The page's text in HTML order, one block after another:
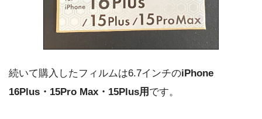
続いて購入したフィルムは6.7インチのiPhone
16Plus・15Pro Max・15Plus用 です。